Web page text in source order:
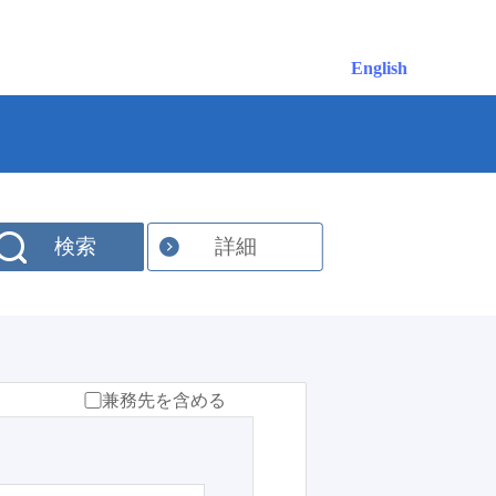
English
検索 詳細
兼務先を含める